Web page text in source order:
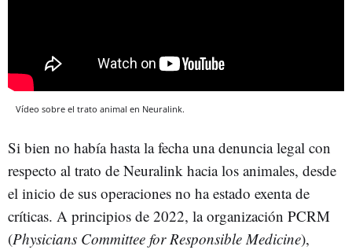
Vídeo sobre el trato animal en Neuralink.
Si bien no había hasta la fecha una denuncia legal con
respecto al trato de Neuralink hacia los animales, desde
el inicio de sus operaciones no ha estado exenta de
críticas. A principios de 2022, la organización PCRM
(Physicians Committee for Responsible Medicine),